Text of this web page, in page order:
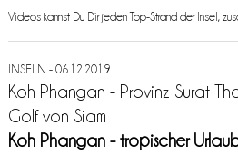
Videos kannst Du Dir jeden Top-Strand der Insel,
INSELN - 06.12.2019
Koh Phangan - Provinz Surat
Golf von Siam
Koh Phangan - tropischer